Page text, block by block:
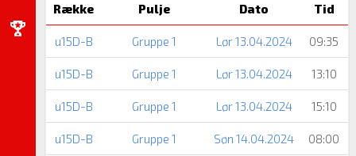
Række Pulje Dato Tid
u15D-B Gruppe 1 Lør 13.04.2024 09:35
u15D-B Gruppe 1 Lør 13.04.2024 13:10
u15D-B Gruppe 1 Lør 13.04.2024 15:10
u15D-B Gruppe 1 Søn 14.04.2024 08:00